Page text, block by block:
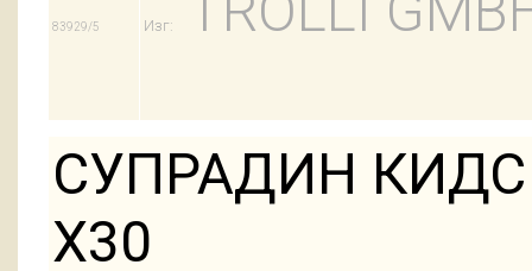
83929/5 Изг:
СУПРАДИН
Х30